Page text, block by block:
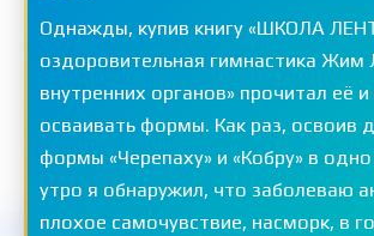
Однажды, купив книгу «ШКОЛА
оздоровительная гимнастика Жим
внутренних органов» прочитал её и
осваивать формы. Как раз, освоив
формы «Черепаху» и «Кобру» в
утро я обнаружил, что заболеваю
плохое самочувствие, насморк, в